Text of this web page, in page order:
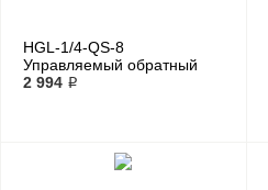
HGL-1/4-QS-8
Управляемый обратный
клапан
2 994 ₽